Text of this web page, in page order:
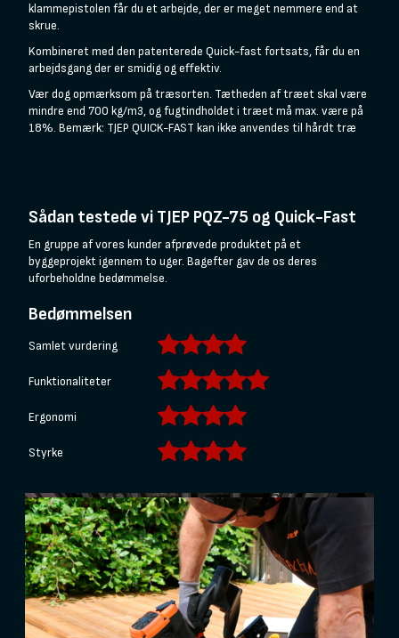
klammepistolen får du et arbejde, der er meget nemmere end at
skrue.
Kombineret med den patenterede Quick-fast fortsats, får du en
arbejdsgang der er smidig og effektiv.
Vær dog opmærksom på træsorten. Tætheden af træet skal være
mindre end 700 kg/m3, og fugtindholdet i træet må max. være på
18%. Bemærk: TJEP QUICK-FAST kan ikke anvendes til hårdt træ
Sådan testede vi TJEP PQZ-75 og Quick-Fast
En gruppe af vores kunder afprøvede produktet på et
byggeprojekt igennem to uger. Bagefter gav de os deres
uforbeholdne bedømmelse.
Bedømmelsen
Samlet vurdering
Funktionaliteter
Ergonomi
Styrke